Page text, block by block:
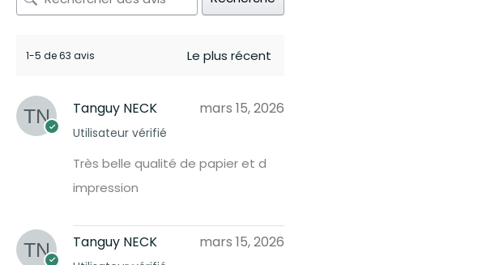
1-5 de 63 avis
Tanguy NECK
Utilisateur vérifié
mars 15, 2026
Très belle qualité de papier et d
impression
Tanguy NECK mars 15, 2026